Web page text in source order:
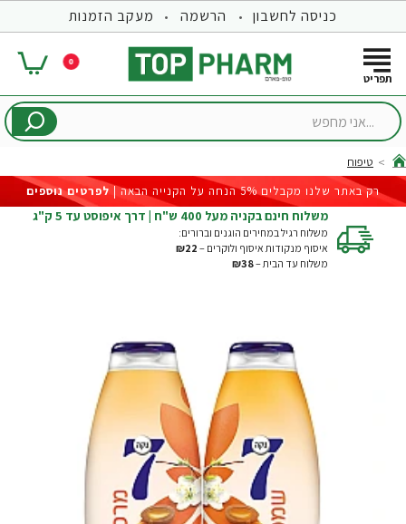
כניסה לחשבון הרשמה מעקב הזמנות
0
...אני
home
טיפוח
רק באתר שלנו מקבלים 5% הנחה על הקנייה הבאה |
לפרטים נוספים
משלוח חינם בקניה מעל 400 ש"ח | דרך איפוסט עד 5 ק"ג
משלוח רגיל במחירים הוגנים וברורים:
איסוף מנקודות איסוף ולוקרים – ₪22
משלוח עד הבית –₪38